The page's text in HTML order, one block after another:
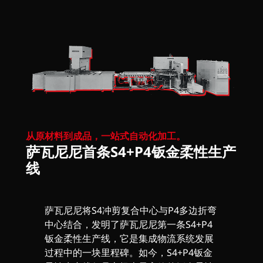
从原材料到成品，一站式自动化加工。
萨瓦尼尼首条S4+P4钣金柔性生产
线
萨瓦尼尼将S4冲剪复合中心与P4多边折弯
中心结合，发明了萨瓦尼尼第一条S4+P4
钣金柔性生产线，它是集成物流系统发展
过程中的一块里程碑。如今，S4+P4钣金